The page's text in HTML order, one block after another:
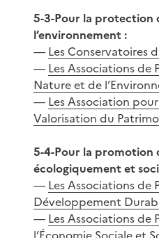
5-3-Pour la
l’environnement :
— Les Conservatoires
— Les Associations de
Nature et de
— Les Association
Valorisation du
5-4-Pour la promotion
écologiquement et
— Les Associations de
Développement
— Les Associations de